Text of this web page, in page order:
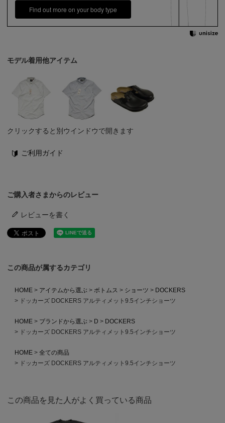
Find out more on your body type
モデル着用他アイテム
クリックすると別ウインドウで開きます
ご利用ガイド
ご購入者さまからのレビュー
レビューを書く
この商品が属するカテゴリ
HOME アイテムから選ぶ ボトムス ショーツ
DOCKERS
ドッカーズ DOCKERS アルティメット9.5インチショーツ
HOME ブランドから選ぶ D
DOCKERS
ドッカーズ DOCKERS アルティメット9.5インチショーツ
HOME
全ての商品
ドッカーズ DOCKERS アルティメット9.5インチショーツ
この商品を見た人がよく買っている商品